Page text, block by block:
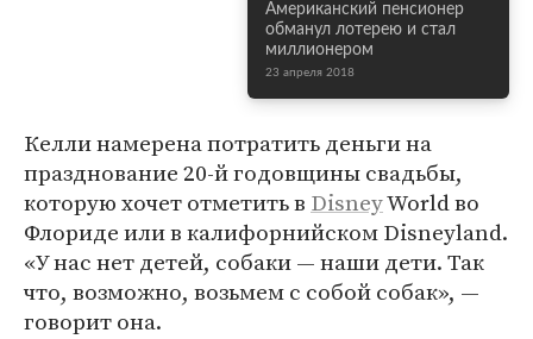
Американский пенсионер
обманул лотерею и стал
миллионером
23 апреля 2018
Келли намерена потратить деньги на
празднование 20-й годовщины свадьбы,
которую хочет отметить в DisneyWorld во
Флориде или в калифорнийском Disneyland.
«У нас нет детей, собаки — наши дети. Так
что, возможно, возьмем с собой собак», —
говорит она.